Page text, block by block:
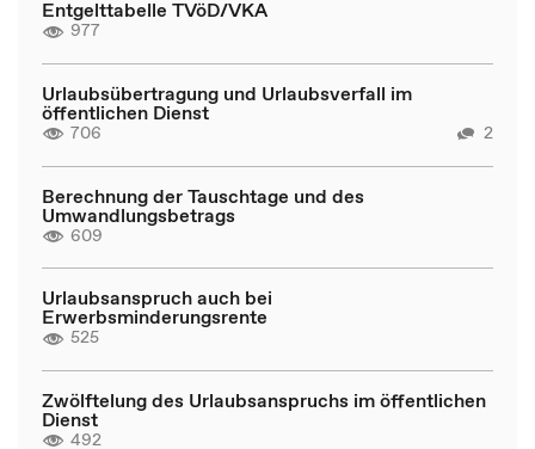
Entgelttabelle TVöD/VKA
977
Urlaubsübertragung und Urlaubsverfall im
öffentlichen Dienst
706 2
Berechnung der Tauschtage und des
Umwandlungsbetrags
609
Urlaubsanspruch auch bei
Erwerbsminderungsrente
525
Zwölftelung des Urlaubsanspruchs im öffentlichen
Dienst
492